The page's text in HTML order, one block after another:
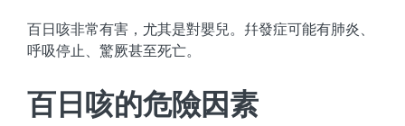
百日咳非常有害，尤其是對嬰兒。幷發症可能有肺炎、
呼吸停止、驚厥甚至死亡。
百日咳的危險因素